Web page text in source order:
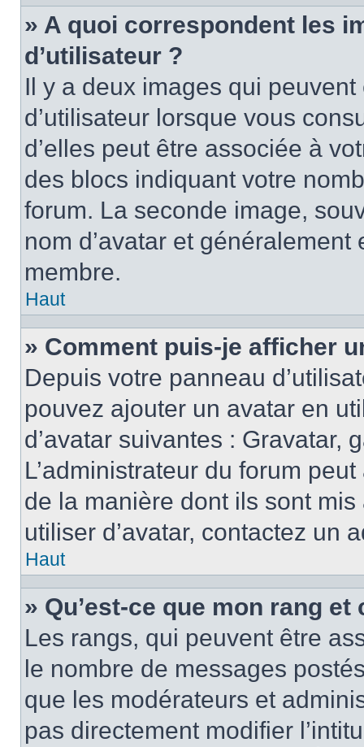
» A quoi correspondent les
d’utilisateur ?
Il y a deux images qui
d’utilisateur lorsque vous
d’elles peut être associée à
des blocs indiquant votre
forum. La seconde image,
nom d’avatar et
membre.
Haut
» Comment puis-je afficher
Depuis votre panneau
pouvez ajouter un avatar en
d’avatar suivantes : Gravatar,
L’administrateur du forum
de la manière dont ils sont
utiliser d’avatar, contactez un
Haut
» Qu’est-ce que mon rang
Les rangs, qui peuvent être
le nombre de messages
que les modérateurs et
pas directement modifier